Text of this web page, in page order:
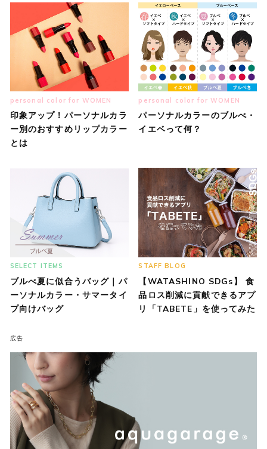
personal color for WOMEN
印象アップ！パーソナルカラ
ー別のおすすめリップカラー
とは
personal color for WOMEN
パーソナルカラーのブルべ・
イエベって何？
SELECT ITEMS
ブルべ夏に似合うバッグ｜パ
ーソナルカラー・サマータイ
プ向けバッグ
STAFF BLOG
【WATASHINO SDGs】 食
品ロス削減に貢献できるアプ
リ「TABETE」を使ってみた
広告